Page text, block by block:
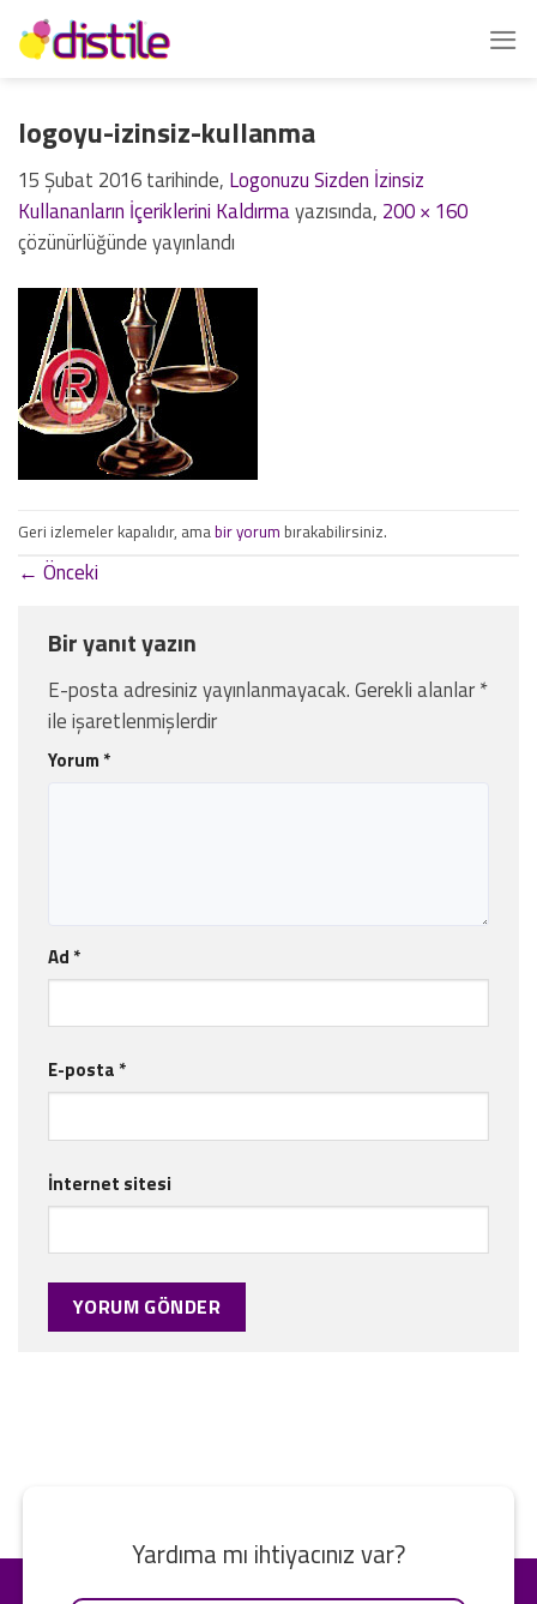
İçeriğe
atla
logoyu-izinsiz-kullanma
15 Şubat 2016tarihinde, Logonuzu Sizden İzinsiz
Kullananların İçeriklerini Kaldırmayazısında, 200 × 160
çözünürlüğünde yayınlandı
Geri izlemeler kapalıdır, amabir yorum bırakabilirsiniz.
← Önceki
Bir yanıt yazın
E-posta adresiniz yayınlanmayacak.Gerekli alanlar*
ile işaretlenmişlerdir
Yorum *
Ad *
E-posta *
İnternet sitesi
Yardıma mı ihtiyacınız var?